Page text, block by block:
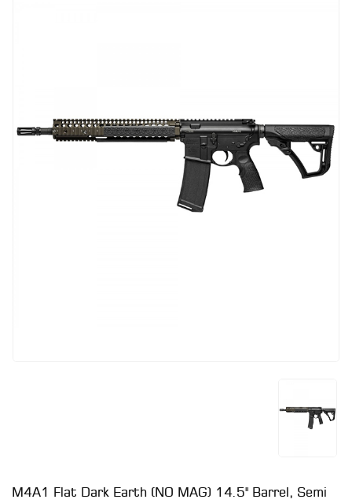
M4A1 Flat Dark Earth (NO MAG) 14.5" Barrel, Semi